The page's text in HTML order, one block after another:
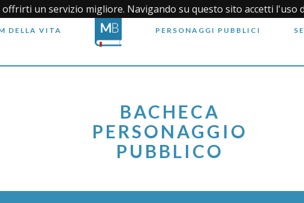
un servizio migliore. Navigando su questo sito accetti l'uso
DELLA VITA PERSONAGGI PUBBLICI
BACHECA
PERSONAGGIO
PUBBLICO